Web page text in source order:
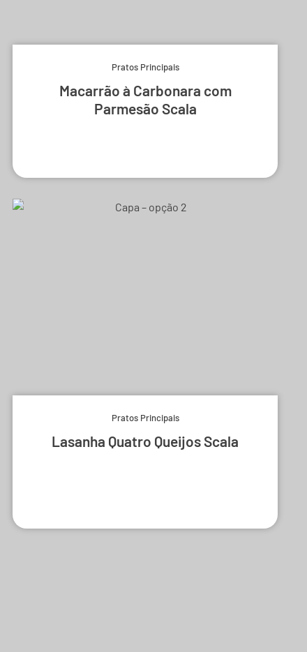
Pratos Principais
Macarrão à Carbonara com
Parmesão Scala
Pratos Principais
Lasanha Quatro Queijos Scala